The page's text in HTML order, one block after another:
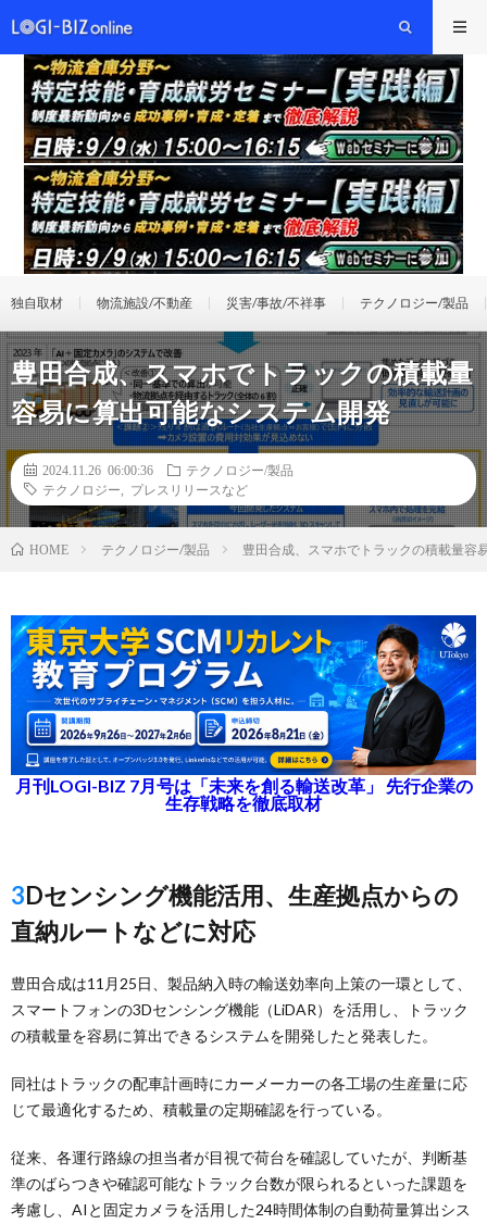
独自取材 物流施設/不動産 災害/事故/不祥事 テクノロジー/製品
豊田合成、スマホでトラックの積載量
容易に算出可能なシステム開発
2024.11.26 06:00:36
テクノロジー/製品
テクノロジー
プレスリリースなど
HOME テクノロジー/製品 豊田合成、スマホでトラックの積載量容
月刊LOGI-BIZ 7月号は「未来を創る輸送改革」 先行企業の
生存戦略を徹底取材
3Dセンシング機能活用、生産拠点からの
直納ルートなどに対応
豊田合成は11月25日、製品納入時の輸送効率向上策の一環として、
スマートフォンの3Dセンシング機能（LiDAR）を活用し、トラック
の積載量を容易に算出できるシステムを開発したと発表した。
同社はトラックの配車計画時にカーメーカーの各工場の生産量に応
じて最適化するため、積載量の定期確認を行っている。
従来、各運行路線の担当者が目視で荷台を確認していたが、判断基
準のばらつきや確認可能なトラック台数が限られるといった課題を
考慮し、AIと固定カメラを活用した24時間体制の自動荷量算出シス